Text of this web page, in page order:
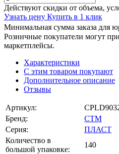
Действуют скидки от объема,
Узнать цену Купить в 1 клик
Минимальная сумма заказа для
Розничные покупатели могут
маркетплейсы.
Характеристики
С этим товаром покупают
Дополнительное описание
Отзывы
Артикул:
Бренд:
СТМ
Серия:
ПЛАСТ
Количество в
большой упаковке:
140